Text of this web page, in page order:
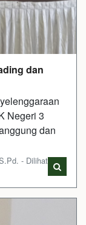
dan
Negeri 3
dan
- Dilihat